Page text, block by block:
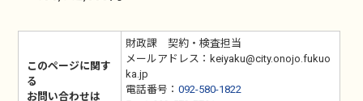
このページに関す
る
お問い合わせは
財政課 契約・検査担当
メールアドレス：keiyaku@city.onojo.fukuo
ka.jp
電話番号： 092-580-1822